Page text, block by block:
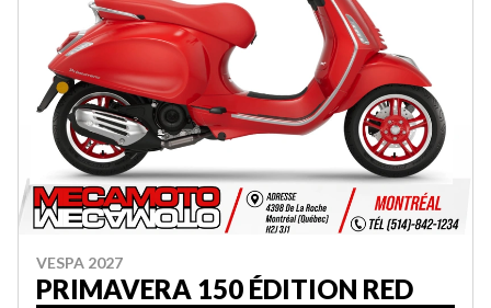
VESPA 2027
PRIMAVERA 150 ÉDITION RED